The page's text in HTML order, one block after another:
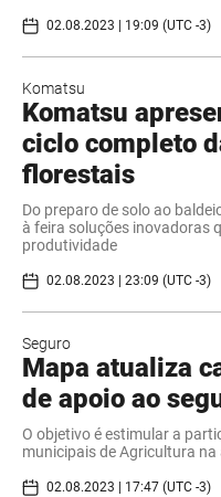
02.08.2023 | 19:09 (UTC -3)
Komatsu
Komatsu
ciclo completo
florestais
Do preparo de solo ao
à feira soluções inovadoras
produtividade
02.08.2023 | 23:09 (UTC -3)
Seguro
Mapa atualiza
de apoio ao
O objetivo é estimular a
municipais de Agricultura
02.08.2023 | 17:47 (UTC -3)